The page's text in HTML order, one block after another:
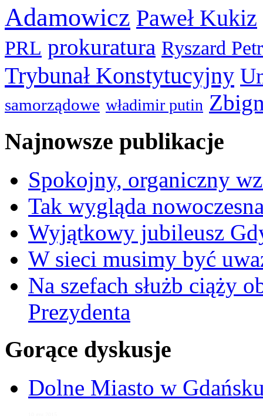
Adamowicz Paweł Kukiz
PRL prokuratura Ryszard
Trybunał Konstytucyjny
samorządowe władimir putin
Najnowsze publikacje
Spokojny, organiczny
Tak wygląda
Wyjątkowy jubileusz
W sieci musimy być
Na szefach służb ciąży
Prezydenta
Gorące dyskusje
Dolne Miasto w